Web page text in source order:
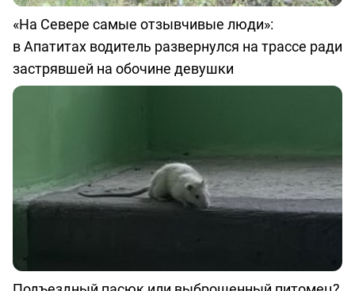
«На Севере самые отзывчивые люди»:
в Апатитах водитель развернулся на трассе ради
застрявшей на обочине девушки